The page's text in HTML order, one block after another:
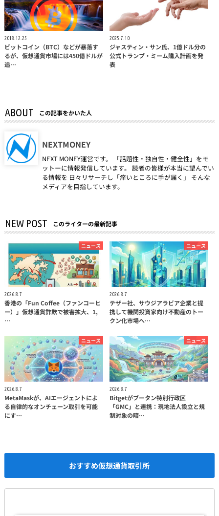
2018.12.25
ビットコイン（BTC）などが暴落す
るが、仮想通貨市場には450億ドルが
追…
2025.7.10
ジャスティン・サン氏、1億ドル分の
公式トランプ・ミーム購入計画を発
表
ABOUT この記事をかいた人
NEXTMONEY
NEXT MONEY運営です。 「話題性・独自性・健全性」をモ
ットーに情報発信しています。 読者の皆様が本当に望んでい
る情報を 日々リサーチし「痒いところに手が届く」 そんな
メディアを目指しています。
NEW POST このライターの最新記事
ニュース
2026.8.7
香港の「Fun Coffee（ファンコーヒ
ー）」仮想通貨詐欺で被害拡大、1,
…
ニュース
2026.8.7
テザー社、サウジアラビア企業と提
携して機関投資家向け不動産のトー
クン化市場へ…
ニュース
2026.8.7
MetaMaskが、AIエージェントによ
る自律的なオンチェーン取引を可能
にす…
ニュース
2026.8.7
Bitgetがブータン特別行政区
「GMC」と連携：現地法人設立と規
制対象の暗…
おすすめ仮想通貨取引所